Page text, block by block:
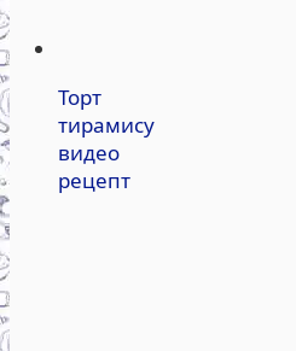
Торт
тирамису
видео
рецепт